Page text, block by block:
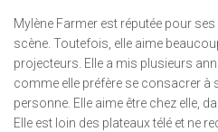
Mylène Farmer est réputée pour
scène. Toutefois, elle aime
projecteurs. Elle a mis plusieurs
comme elle préfère se consacrer à
personne. Elle aime être chez elle,
Elle est loin des plateaux télé et ne